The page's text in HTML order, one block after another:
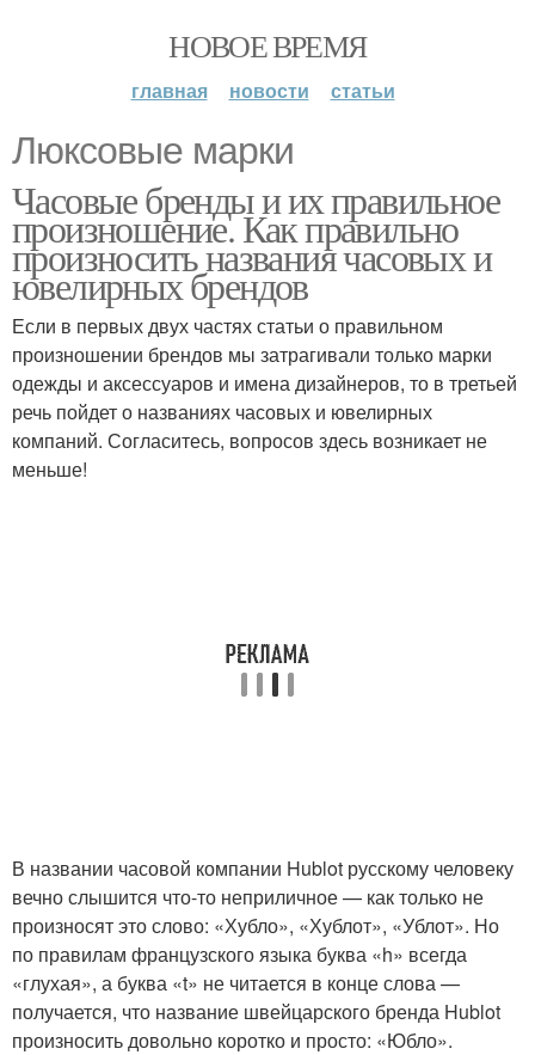
НОВОЕ ВРЕМЯ
главная новости статьи
Люксовые марки
Часовые бренды и их правильное
произношение. Как правильно
произносить названия часовых и
ювелирных брендов
Если в первых двух частях статьи о правильном
произношении брендов мы затрагивали только марки
одежды и аксессуаров и имена дизайнеров, то в третьей
речь пойдет о названиях часовых и ювелирных
компаний. Согласитесь, вопросов здесь возникает не
меньше!
В названии часовой компании Hublot русскому человеку
вечно слышится что-то неприличное — как только не
произносят это слово: «Хубло», «Хублот», «Ублот». Но
по правилам французского языка буква «h» всегда
«глухая», а буква «t» не читается в конце слова —
получается, что название швейцарского бренда Hublot
произносить довольно коротко и просто: «Юбло».